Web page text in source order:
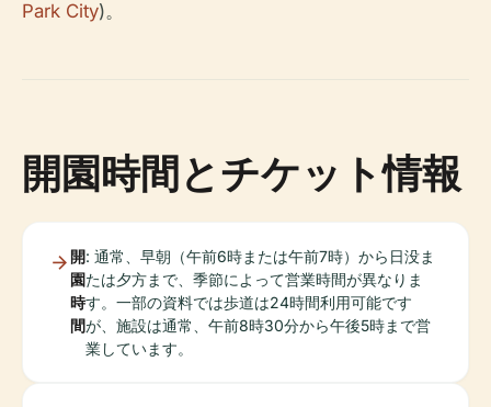
Park City)。
開園時間とチケット情報
開
園
時
間
: 通常、早朝（午前6時または午前7時）から日没ま
たは夕方まで、季節によって営業時間が異なりま
す。一部の資料では歩道は24時間利用可能です
が、施設は通常、午前8時30分から午後5時まで営
業しています。